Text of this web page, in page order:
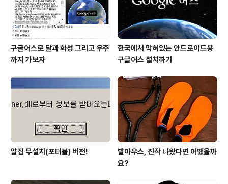
어 있지는..
구글어스로 달과 화성 그리고 우주
까지 가보자
한국에서 막혀있는 안드로이드용
구글어스 설치하기
알집 무설치(포터블) 버전!
발마우스, 진작 나왔다면 어땠을까
요?